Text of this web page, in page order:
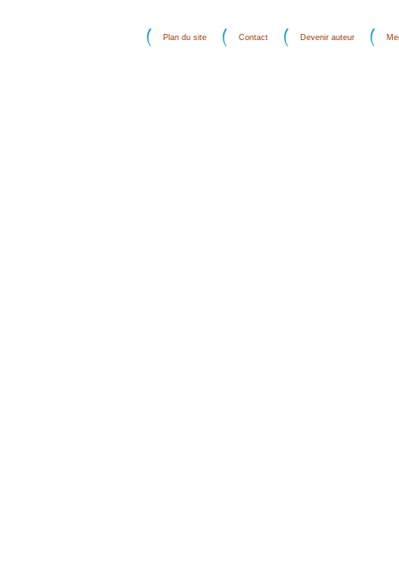
Plan du site Contact Devenir auteur